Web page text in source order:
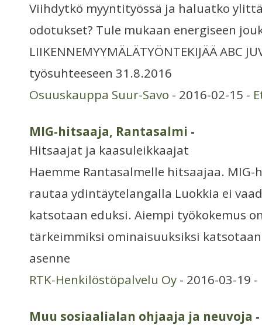
Viihdytkö myyntityössä ja haluatko
odotukset? Tule mukaan energiseen
LIIKENNEMYYMÄLÄTYÖNTEKIJÄÄ ABC
työsuhteeseen 31.8.2016
Osuuskauppa Suur-Savo - 2016-02-15 -
MIG-hitsaaja, Rantasalmi -
Hitsaajat ja kaasuleikkaajat
Haemme Rantasalmelle hitsaajaa.
rautaa ydintäytelangalla Luokkia ei
katsotaan eduksi. Aiempi työkokemus
tärkeimmiksi ominaisuuksiksi
asenne
RTK-Henkilöstöpalvelu Oy - 2016-03-19 -
Muu sosiaalialan ohjaaja ja neuvoja -